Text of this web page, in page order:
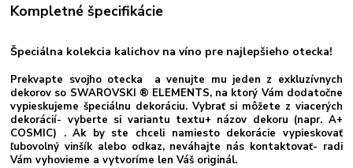
Kompletné špecifikácie
Špeciálna kolekcia kalichov na víno pre najlepšieho otecka!
Prekvapte svojho otecka a venujte mu jeden z exkluzívnych
dekorov so SWAROVSKI ® ELEMENTS, na ktorý Vám dodatočne
vypieskujeme špeciálnu dekoráciu. Vybrať si môžete z viacerých
dekorácií- vyberte si variantu textu+ názov dekoru (napr. A+
COSMIC) . Ak by ste chceli namiesto dekorácie vypieskovať
ľubovolný vinšík alebo odkaz, neváhajte nás kontaktovať- radi
Vám vyhovieme a vytvoríme len Váš originál.